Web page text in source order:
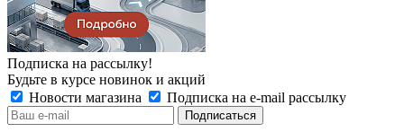
Подписка на рассылку!
Будьте в курсе новинок и акций
Новости магазина
Подписка на e-mail рассылку